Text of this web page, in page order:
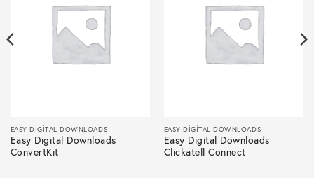
EASY DIGITAL DOWNLOADS
Easy Digital Downloads
ConvertKit
EASY DIGITAL DOWNLOADS
Easy Digital Downloads
Clickatell Connect